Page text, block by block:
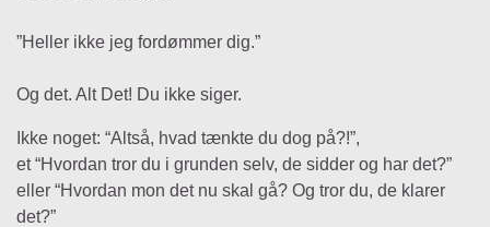
”Heller ikke jeg fordømmer dig.”
Og det. Alt Det! Du ikke siger.
Ikke noget: “Altså, hvad tænkte du dog på?!”,
et “Hvordan tror du i grunden selv, de sidder og har det?”
eller “Hvordan mon det nu skal gå? Og tror du, de klarer
det?”